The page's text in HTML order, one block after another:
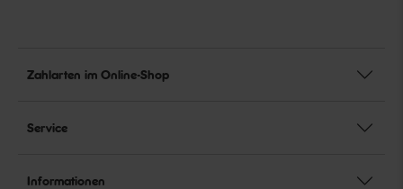
Zahlarten im Online-Shop
Service
Informationen